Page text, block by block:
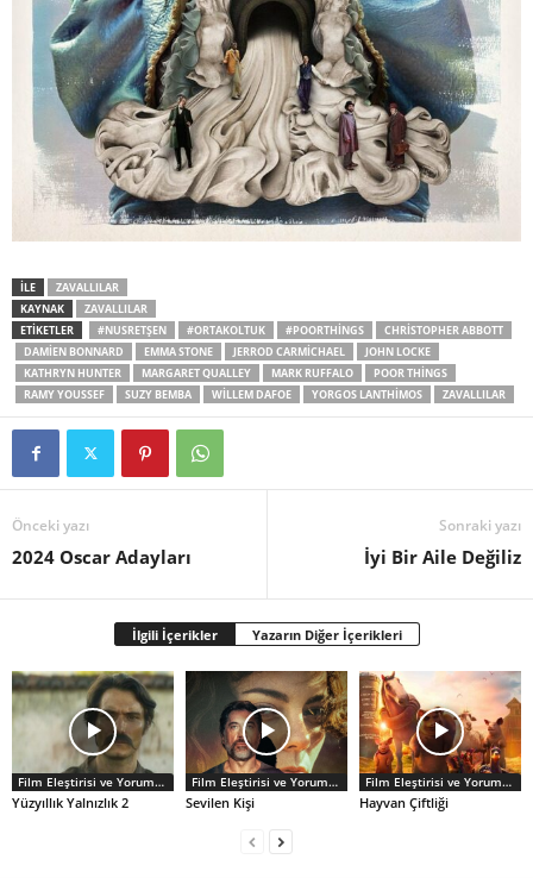
İLE
ZAVALLILAR
KAYNAK
ZAVALLILAR
ETİKETLER
#NUSRETŞEN #ORTAKOLTUK #POORTHINGS
CHRISTOPHER ABBOTT
DAMIEN BONNARD
EMMA STONE JERROD CARMICHAEL
JOHN LOCKE
KATHRYN HUNTER
MARGARET QUALLEY MARK RUFFALO
POOR THINGS
RAMY YOUSSEF
SUZY BEMBA WILLEM DAFOE YORGOS LANTHIMOS ZAVALLILAR
Önceki yazı
2024 Oscar Adayları
Sonraki yazı
İyi Bir Aile Değiliz
İlgili İçerikler Yazarın Diğer İçerikleri
Film Eleştirisi ve Yorumlar
Yüzyıllık Yalnızlık 2
Film Eleştirisi ve Yorumlar
Sevilen Kişi
Film Eleştirisi ve Yorumlar
Hayvan Çiftliği